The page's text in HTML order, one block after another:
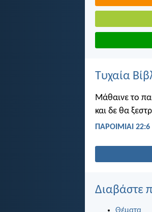
Τυχαία
Μάθαινε το
και δε θα
ΠΑΡΟΙΜΙΑΙ 22:6
Διαβάστε